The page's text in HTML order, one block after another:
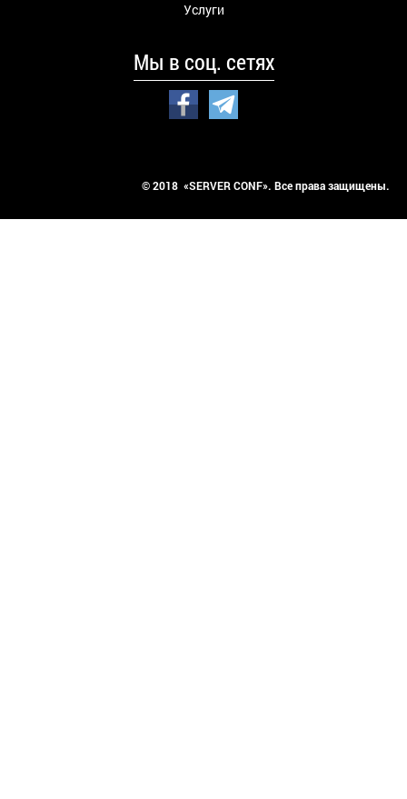
Услуги
Мы в соц. сетях
© 2018 «SERVER CONF». Все права защищены.